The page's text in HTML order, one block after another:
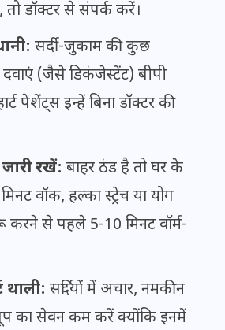
तो डॉक्टर से संपर्क करें।
सर्दी-जुकाम की कुछ
(जैसे डिकंजेस्टेंट) बीपी
पेशेंट्स इन्हें बिना डॉक्टर की
रखें: बाहर ठंड है तो घर के
वॉक, हल्का स्ट्रेच या योग
करने से पहले 5-10 मिनट वॉर्म-
थाली: सर्दियों में अचार, नमकीन
का सेवन कम करें क्योंकि इनमें